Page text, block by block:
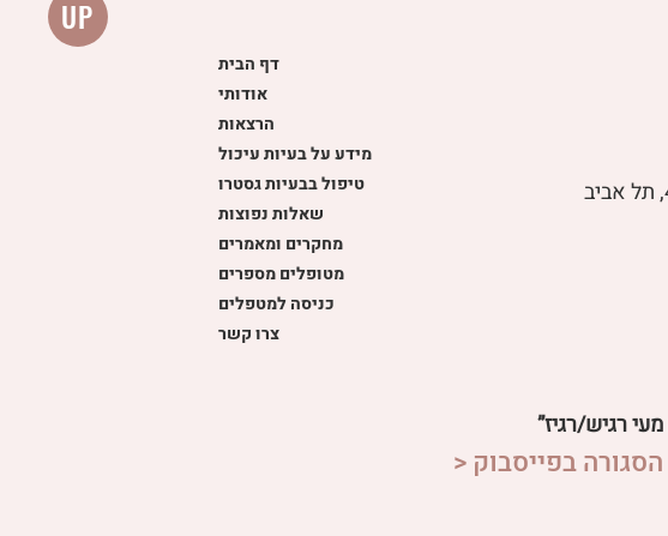
עיכול
UP
דף הבית
אודותי
הרצאות
מידע על בעיות עיכול
טיפול בבעיות גסטרו
שאלות נפוצות
מחקרים ומאמרים
מטופלים מספרים
כניסה למטפלים
צרו קשר
רגיש/רגיז”
בפייסבוק <